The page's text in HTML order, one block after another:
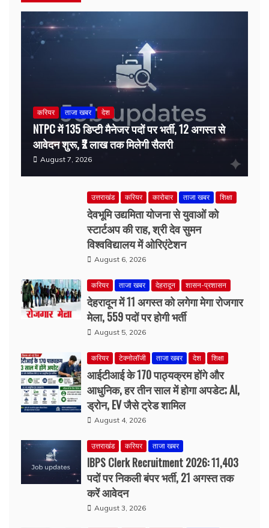
NTPC में 135 डिप्टी मैनेजर पदों पर भर्ती, 12 अगस्त से
आवेदन शुरू, ₹2 लाख तक मिलेगी सैलरी
August 7, 2026
उत्तराखंड करियर कारोबार
देवभूमि उद्यमिता योजना से युवाओं को
स्टार्टअप की राह, श्री देव सुमन
विश्वविद्यालय में ओरिएंटेशन
August 6, 2026
करियर ताजा खबर देहरादून शासन-प्रशासन
देहरादून में 11 अगस्त को लगेगा मेगा रोजगार
मेला, 559 पदों पर होगी भर्ती
August 5, 2026
करियर टेक्नोलॉजी ताजा खबर देश शिक्षा
आईटीआई के 170 पाठ्यक्रम होंगे और
आधुनिक, हर तीन साल में होगा अपडेट; AI,
ड्रोन, EV जैसे ट्रेड शामिल
August 4, 2026
उत्तराखंड करियर ताजा खबर
IBPS Clerk Recruitment 2026: 11,403
पदों पर निकली बंपर भर्ती, 21 अगस्त तक
करें आवेदन
August 3, 2026
उत्तराखंड करियर टेक्नोलॉजी
ताजा खबर
देहरादून
विज्ञान
ग्राफिक एरा में छात्रों ने सीखी नैनोमीटर